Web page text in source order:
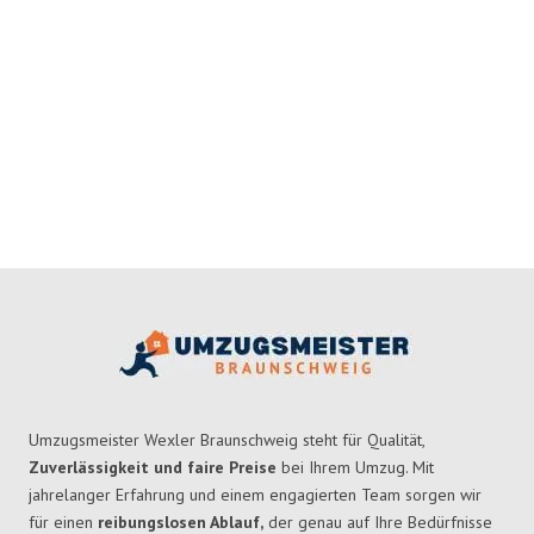
Umzugsmeister Wexler Braunschweig steht für Qualität,
Zuverlässigkeit und faire Preise bei Ihrem Umzug. Mit
jahrelanger Erfahrung und einem engagierten Team sorgen wir
für einen reibungslosen Ablauf, der genau auf Ihre Bedürfnisse